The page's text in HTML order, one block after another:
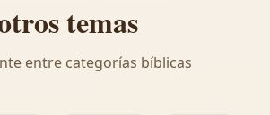
temas
entre categorías bíblicas